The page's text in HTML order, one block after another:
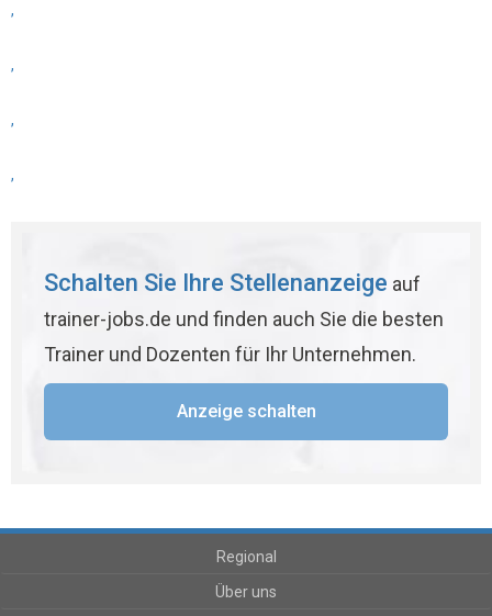
,
,
,
,
Schalten Sie Ihre Stellenanzeige auf
trainer-jobs.de und finden auch Sie die besten
Trainer und Dozenten für Ihr Unternehmen.
Anzeige schalten
Regional
Über uns